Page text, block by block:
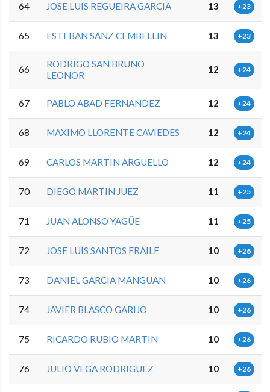
64 JOSE LUIS REGUEIRA GARCIA 13 +23
65 ESTEBAN SANZ CEMBELLIN 13 +23
66
RODRIGO SAN BRUNO
LEONOR
12 +24
67 PABLO ABAD FERNANDEZ 12 +24
68 MAXIMO LLORENTE CAVIEDES 12 +24
69 CARLOS MARTIN ARGUELLO 12 +24
70 DIEGO MARTIN JUEZ 11 +25
71 JUAN ALONSO YAGÜE 11 +25
72 JOSE LUIS SANTOS FRAILE 10 +26
73 DANIEL GARCIA MANGUAN 10 +26
74 JAVIER BLASCO GARIJO 10 +26
75 RICARDO RUBIO MARTIN 10 +26
76 JULIO VEGA RODRIGUEZ 10 +26